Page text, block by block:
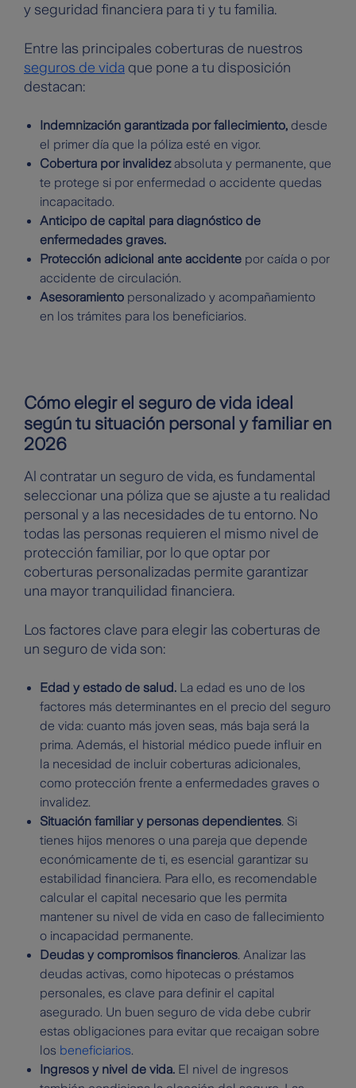
y seguridad financiera para ti y tu familia.
Entre las principales coberturas de nuestros
seguros de vida que pone a tu disposición
destacan:
Indemnización garantizada por fallecimiento, desde
el primer día que la póliza esté en vigor.
Cobertura por invalidezabsoluta y permanente, que
te protege si por enfermedad o accidente quedas
incapacitado.
Anticipo de capital para diagnóstico de
enfermedades graves.
Protección adicional ante accidente por caída o por
accidente de circulación.
Asesoramiento personalizado y acompañamiento
en los trámites para los beneficiarios.
Cómo elegir el seguro de vida ideal
según tu situación personal y familiar en
2026
Al contratar un seguro de vida, es fundamental
seleccionar una póliza que se ajuste a tu realidad
personal y a las necesidades de tu entorno. No
todas las personas requieren el mismo nivel de
protección familiar, por lo que optar por
coberturas personalizadas permite garantizar
una mayor tranquilidad financiera.
Los factores clave para elegir las coberturas de
un seguro de vida son:
Edad y estado de salud. La edad es uno de los
factores más determinantes en el precio del seguro
de vida: cuanto más joven seas, más baja será la
prima. Además, el historial médico puede influir en
la necesidad de incluir coberturas adicionales,
como protección frente a enfermedades graves o
invalidez.
Situación familiar y personas dependientes. Si
tienes hijos menores o una pareja que depende
económicamente de ti, es esencial garantizar su
estabilidad financiera. Para ello, es recomendable
calcular el capital necesario que les permita
mantener su nivel de vida en caso de fallecimiento
o incapacidad permanente.
Deudas y compromisos financieros. Analizar las
deudas activas, como hipotecas o préstamos
personales, es clave para definir el capital
asegurado. Un buen seguro de vida debe cubrir
estas obligaciones para evitar que recaigan sobre
los beneficiarios.
Ingresos y nivel de vida. El nivel de ingresos